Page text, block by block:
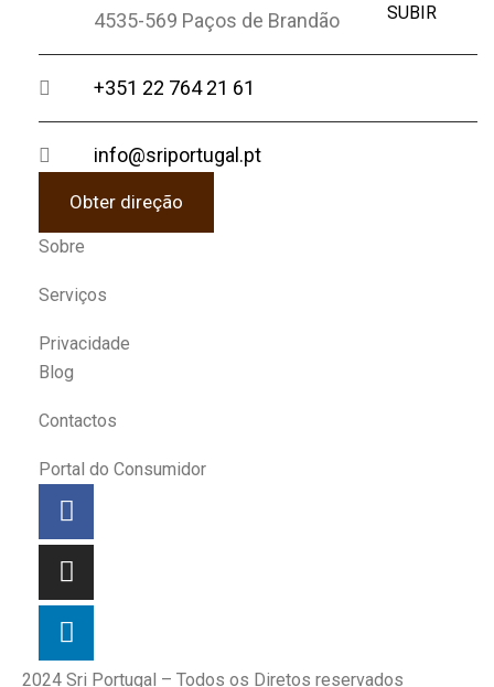
SUBIR
4535-569 Paços de Brandão
+351 22 764 21 61
info@sriportugal.pt
Obter direção
Sobre
Serviços
Privacidade
Blog
Contactos
Portal do Consumidor
2024 Sri Portugal – Todos os Diretos reservados